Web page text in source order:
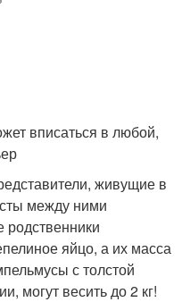
вписаться в любой,
живущие в
между ними
родственники
яйцо, а их масса
с толстой
могут весить до 2 кг!